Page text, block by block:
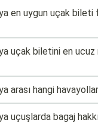
en uygun uçak bileti
uçak biletini en ucuz
arası hangi
uçuşlarda bagaj